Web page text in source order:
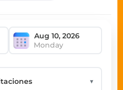
Monday
▼